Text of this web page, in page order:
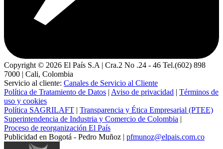
Copyright © 2026 El País S.A | Cra.2 No .24 - 46 Tel.(602) 898
7000 | Cali, Colombia
Servicio al cliente: Canales de Servicio al Cliente
Política de Tratamiento de Datos | Aviso de privacidad | Términos de
uso y cookies
Política SAGRILAFT | Transparencia y Ética Empresarial (PTEE)
Superintendencia de Industria y Comercio de Colombia |
Proceso de reorganización El País
Publicidad en Bogotá - Pedro Muñoz | pfmunoz@elpais.com.co